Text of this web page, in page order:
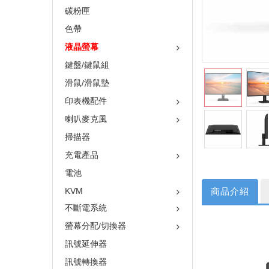
碳粉匣
色帶
液晶螢幕
鍵盤/鍵鼠組
滑鼠/滑鼠墊
印表機配件
喇叭麥克風
掃描器
充電產品
電池
KVM
不斷電系統
螢幕分配/切換器
訊號延伸器
訊號轉換器
商品介紹